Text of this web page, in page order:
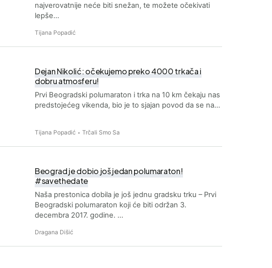
najverovatnije neće biti snežan, te možete očekivati
lepše…
Tijana Popadić
Dejan Nikolić: očekujemo preko 4000 trkača i
dobru atmosferu!
Prvi Beogradski polumaraton i trka na 10 km čekaju nas
predstojećeg vikenda, bio je to sjajan povod da se na…
Tijana Popadić Trčali Smo Sa
Beograd je dobio još jedan polumaraton!
#savethedate
Naša prestonica dobila je još jednu gradsku trku – Prvi
Beogradski polumaraton koji će biti održan 3.
decembra 2017. godine. …
Dragana Dišić